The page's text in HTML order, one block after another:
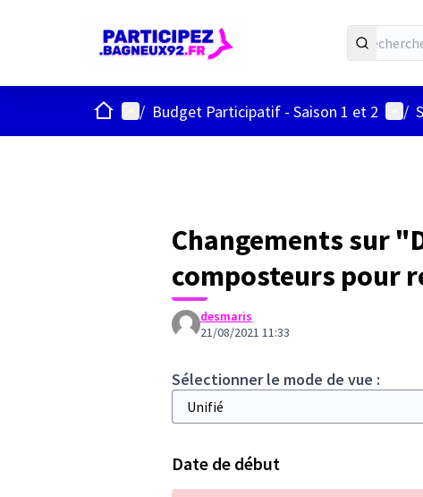
ACCUEILMenu principal
/ Budget Participatif - Saison 1 et 2 /
Changements sur
composteurs pour
desmaris
21/08/2021 11:33
Sélectionner le mode de vue :
Date de début